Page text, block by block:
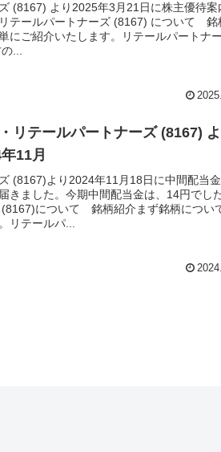
(8167) より2025年3月21日に株主優待案
テールパートナーズ (8167) について 銘
にご紹介いたします。リテールパートナ
...
リテールパートナーズ (8167)
11月
(8167)より2024年11月18日に中間配当
きました。今期中間配当金は、14円でし
(8167)について 銘柄紹介まず銘柄につい
リテールパ...